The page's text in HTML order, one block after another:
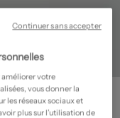
améliorer votre
vous donner la
les réseaux sociaux et
plus sur l’utilisation de
Continuer sans accepter